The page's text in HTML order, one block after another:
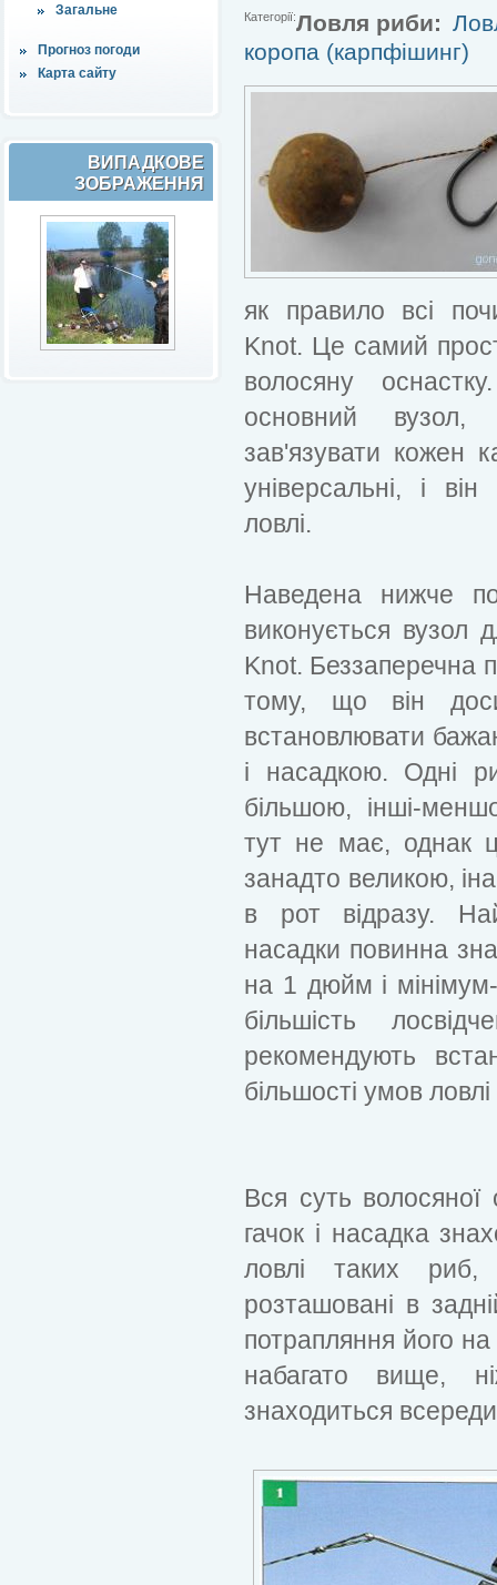
Загальне
Прогноз погоди
Карта сайту
ВИПАДКОВЕ
ЗОБРАЖЕННЯ
Категорії:Ловля риби:
коропа (карпфішинг)
як правило всі
Knot. Це самий
волосяну
основний вузол,
зав'язувати кожен
універсальні, і
ловлі.
Наведена нижче
виконується вузол
Knot. Беззаперечна
тому, що він
встановлювати
і насадкою. Одні
більшою, інші-
тут не має, однак
занадто великою,
в рот відразу.
насадки повинна
на 1 дюйм і
більшість
рекомендують
більшості умов
Вся суть
гачок і насадка
ловлі таких
розташовані в
потрапляння його
набагато вище,
знаходиться